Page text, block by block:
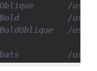
/usr/
/usr/
/usr/
/
/usr/